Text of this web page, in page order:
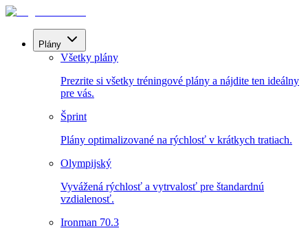
Plány
Všetky plány
Prezrite si všetky tréningové plány a nájdite ten ideálny
pre vás.
Šprint
Plány optimalizované na rýchlosť v krátkych tratiach.
Olympijský
Vyvážená rýchlosť a vytrvalosť pre štandardnú
vzdialenosť.
Ironman 70.3